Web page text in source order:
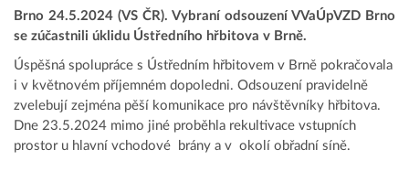
Brno 24.5.2024 (VS ČR). Vybraní odsouzení VVaÚpVZD Brno
se zúčastnili úklidu Ústředního hřbitova v Brně.
Úspěšná spolupráce s Ústředním hřbitovem v Brně pokračovala
i v květnovém příjemném dopoledni. Odsouzení pravidelně
zvelebují zejména pěší komunikace pro návštěvníky hřbitova.
Dne 23.5.2024 mimo jiné proběhla rekultivace vstupních
prostor u hlavní vchodové brány a v okolí obřadní síně.